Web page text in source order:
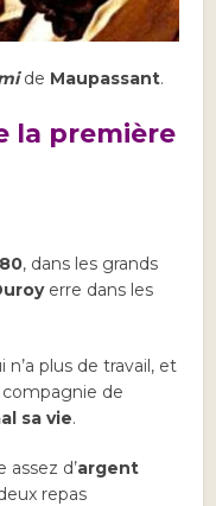
de Maupassant.
la première
, dans les grands
erre dans les
n’a plus de travail, et
de
sa vie.
assez d’argent
repas